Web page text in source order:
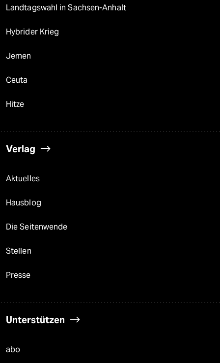
Landtagswahl in Sachsen-Anhalt
Hybrider Krieg
Jemen
Ceuta
Hitze
Verlag
Aktuelles
Hausblog
Die Seitenwende
Stellen
Presse
Unterstützen
abo